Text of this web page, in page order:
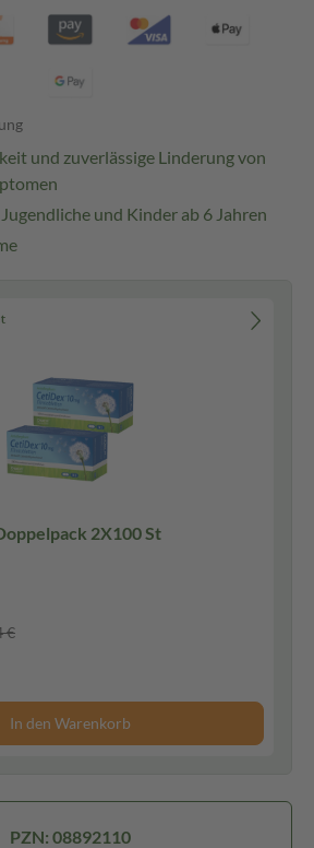
und zuverlässige Linderung von
und Kinder ab 6 Jahren
2X100 St
€
In den Warenkorb
PZN: 08892110